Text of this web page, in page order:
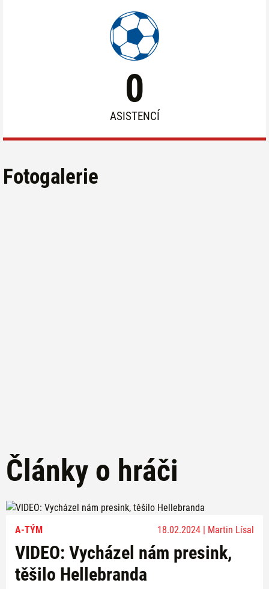
0
ASISTENCÍ
Fotogalerie
Články o hráči
A-TÝM 18.02.2024 | Martin Lísal
VIDEO: Vycházel nám presink,
těšilo Hellebranda